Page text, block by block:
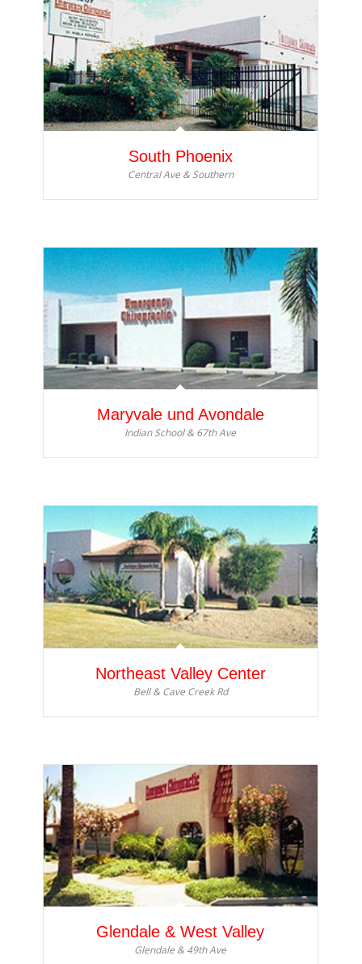
South Phoenix
Central Ave & Southern
Maryvale und Avondale
Indian School & 67th Ave
Northeast Valley Center
Bell & Cave Creek Rd
Glendale & West Valley
Glendale & 49th Ave